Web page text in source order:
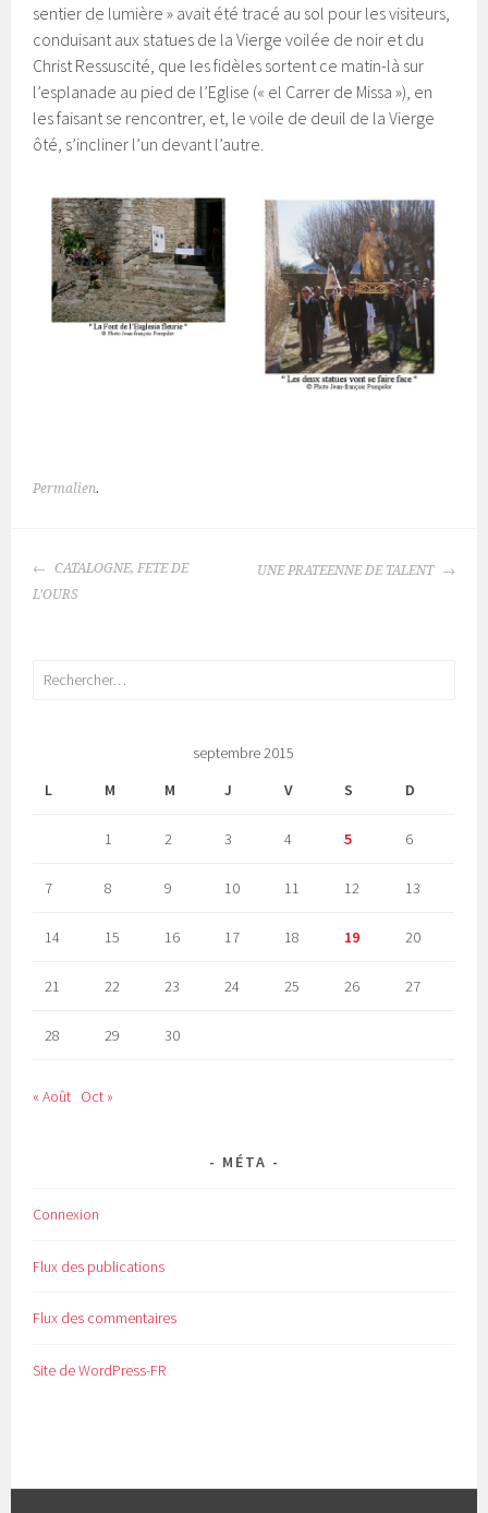
sentier de lumière » avait été tracé au sol pour les visiteurs,
conduisant aux statues de la Vierge voilée de noir et du
Christ Ressuscité, que les fidèles sortent ce matin-là sur
l’esplanade au pied de l’Eglise (« el Carrer de Missa »), en
les faisant se rencontrer, et, le voile de deuil de la Vierge
ôté, s’incliner l’un devant l’autre.
Permalien.
NAVIGATION
DES
CATALOGNE, FETE DE
L’OURS
UNE PRATEENNE DE TALENT
Rechercher :
septembre 2015
L
M M J V S D
1 2 3 4 5 6
7 8 9 10 11 12 13
14 15 16 17 18 19 20
21 22 23 24 25 26 27
28 29 30
« Août Oct »
MÉTA
Connexion
Flux des publications
Flux des commentaires
Site de WordPress-FR